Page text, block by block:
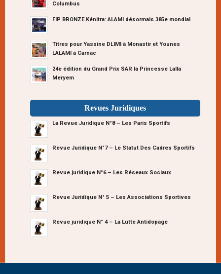
Columbus
FIP BRONZE Kénitra: ALAMI désormais 385e mondial
Titres pour Yassine DLIMI à Monastir et Younes
LALAMI à Carnac
24e édition du Grand Prix SAR la Princesse Lalla
Meryem
Revues Juridiques
La Revue Juridique N°8 – Les Paris Sportifs
Revue Juridique N°7 – Le Statut Des Cadres Sportifs
Revue juridique N°6 – Les Réseaux Sociaux
Revue Juridique N° 5 – Les Associations Sportives
Revue juridique N° 4 – La Lutte Antidopage